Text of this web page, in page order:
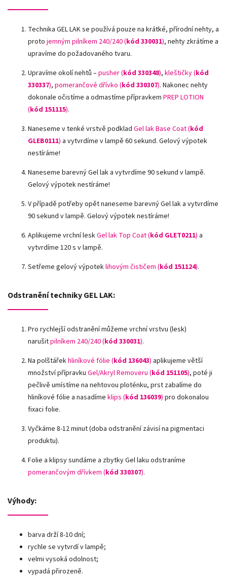
Technika GEL LAK se používá pouze na krátké, přírodní nehty, a
proto jemným pilníkem 240/240 (kód 330031), nehty zkrátíme a
upravíme do požadovaného tvaru.
Upravíme okolí nehtů –pusher (kód 330348), kleštičky (kód
330337), pomerančové dřívko (kód 330307). Nakonec nehty
dokonale očistíme a odmastíme přípravkem PREP LOTION
(kód 151115).
Naneseme v tenké vrstvě podklad Gel lak Base Coat (kód
GLEB0111) a vytvrdíme v lampě 60 sekund. Gelový výpotek
nestíráme!
Naneseme barevný Gel lak a vytvrdíme 90 sekund v lampě.
Gelový výpotek nestíráme!
V případě potřeby opět naneseme barevný Gel lak a vytvrdíme
90 sekund v lampě. Gelový výpotek nestíráme!
Aplikujeme vrchní leskGel lak Top Coat (kód GLET0211) a
vytvrdíme 120 s v lampě.
Setřeme gelový výpoteklihovým čističem (kód 151124).
Odstranění techniky GEL LAK:
Pro rychlejší odstranění můžeme vrchní vrstvu (lesk)
narušitpilníkem 240/240 (kód 330031).
Na polštářekhliníkové fólie (kód 136043) aplikujeme větší
množství přípravku Gel/Akryl Removeru (kód 151105), poté ji
pečlivě umístíme na nehtovou ploténku, prst zabalíme do
hliníkové fólie a nasadíme klips (kód 136039) pro dokonalou
fixaci folie.
Vyčkáme 8-12 minut (doba odstranění závisí na pigmentaci
produktu).
Folie a klipsy sundáme a zbytky Gel laku odstraníme
pomerančovým dřívkem (kód 330307).
Výhody:
barva drží 8-10 dní;
rychle se vytvrdí v lampě;
velmi vysoká odolnost;
vypadá přirozeně.